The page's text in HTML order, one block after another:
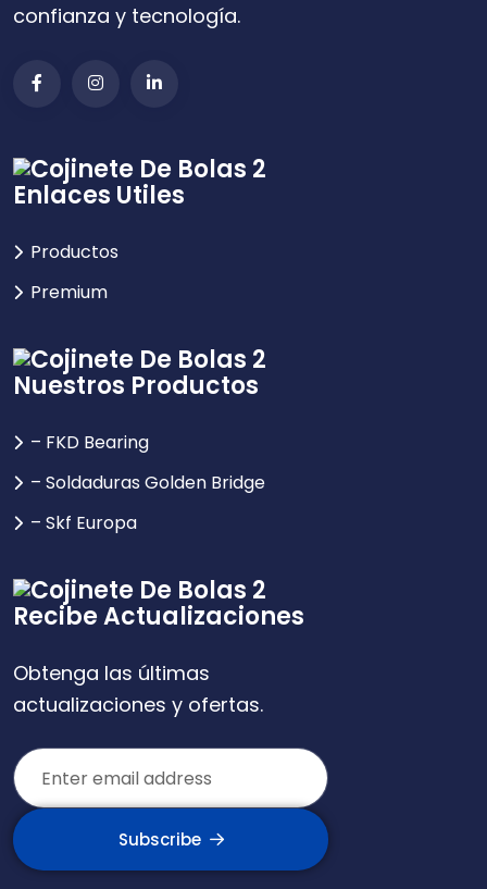
confianza y tecnología.
Enlaces Utiles
Productos
Premium
Nuestros Productos
– FKD Bearing
– Soldaduras Golden Bridge
– Skf Europa
Recibe Actualizaciones
Obtenga las últimas
actualizaciones y ofertas.
Subscribe